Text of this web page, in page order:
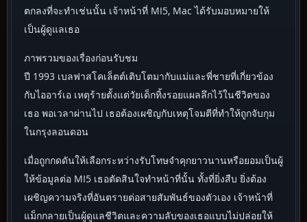
ตกลงที่จะทำเช่นนั้น เจ้าหน้าที่ MI5, Mac ได้รับมอบหมายให้
เป็นผู้ดูแลเธอ
ภาพรวมของเรื่องก่อนรับชม
ปี 1993 เบลฟาสโคเล็ตต์เติบโตมากับแม่และพี่ชายที่เกี่ยวข้อง
กับไออาร์เอ เหตุร้ายตั้งแต่วัยเด็กทิ้งรอยแผลลึกไว้ในชีวิตของ
เธอ พอเวลาผ่านไป เธอต้องเผชิญกับเหตุโจมตีที่ทำให้ถูกจับกุม
ในกรุงลอนดอน
เมื่อถูกกดดันให้เลือกระหว่างรับโทษจำคุกยาวนานหรือยอมเป็นผู้
ให้ข้อมูลต่อ MI5 เธอตัดสินใจทำหน้าที่นั้น ทั้งที่ยิ่งสืบ ยิ่งต้อง
เผชิญความจริงที่อันตรายต่อสายสัมพันธ์ของตัวเอง เจ้าหน้าที่
แม็กกลายเป็นผู้ดูแลชีวิตและความลับของเธอแบบไม่ปล่อยให้